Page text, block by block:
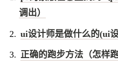
调出）
ui设计师是做什么的(ui
正确的跑步方法（怎样